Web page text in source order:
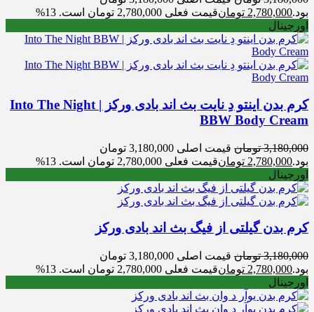
بود.2,780,000 تومانقیمت فعلی 2,780,000 تومان است.
13%
اورجینال
کرم بدن اینتو دِ نایت بث اند بادی ورکز | Into The Night
BBW Body Cream
3,180,000 تومان
قیمت اصلی 3,180,000 تومان
بود.2,780,000 تومانقیمت فعلی 2,780,000 تومان است.
13%
اورجینال
کرم بدن گیلتی از فیگ بث اند بادی ورکز
3,180,000 تومان
قیمت اصلی 3,180,000 تومان
بود.2,780,000 تومانقیمت فعلی 2,780,000 تومان است.
13%
اورجینال